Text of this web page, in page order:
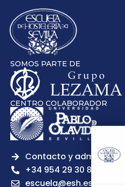
SOMOS PARTE DE
CENTRO COLABORADOR
Contacto y admisiones
+34 954 29 30 81
escuela@esh.es